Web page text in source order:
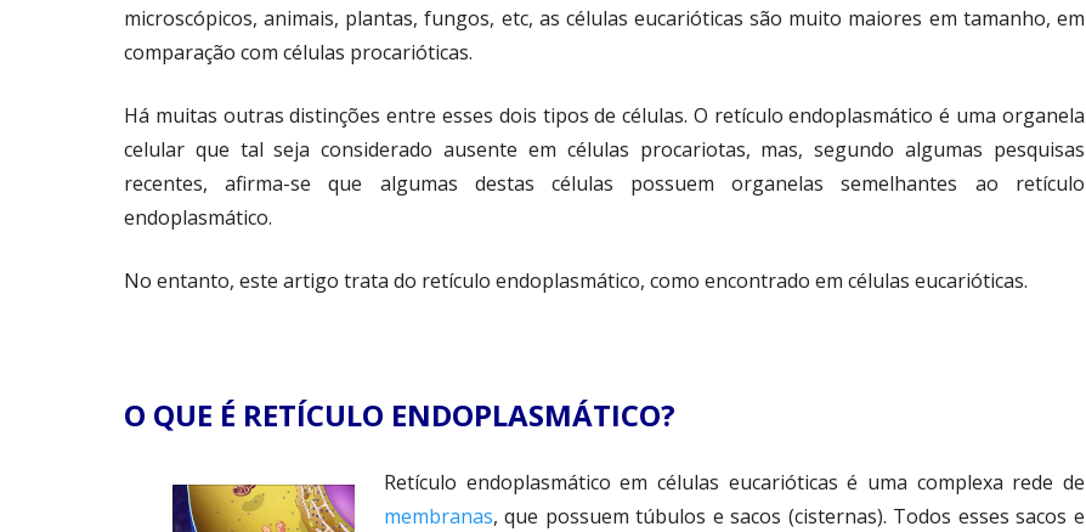
microscópicos, animais, plantas, fungos, etc, as células eucarióticas são muito maiores em tamanho, em
comparação com células procarióticas.
Há muitas outras distinções entre esses dois tipos de células. O retículo endoplasmático é uma organela
celular que tal seja considerado ausente em células procariotas, mas, segundo algumas pesquisas
recentes, afirma-se que algumas destas células possuem organelas semelhantes ao retículo
endoplasmático.
No entanto, este artigo trata do retículo endoplasmático, como encontrado em células eucarióticas.
O QUE É RETÍCULO ENDOPLASMÁTICO?
Retículo endoplasmático em células eucarióticas é uma complexa rede de
membranas, que possuem túbulos e sacos (cisternas). Todos esses sacos e